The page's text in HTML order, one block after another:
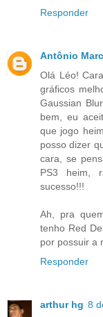
Responder
Antônio
Olá Léo!
gráficos
Gaussian
bem, eu
que jogo
posso dizer
cara, se
PS3 heim,
sucesso!!!
Ah, pra
tenho Red
por possuir a
Responder
arthur hg 8